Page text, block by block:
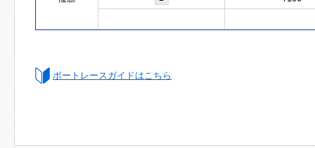
ボートレースガイドはこちら